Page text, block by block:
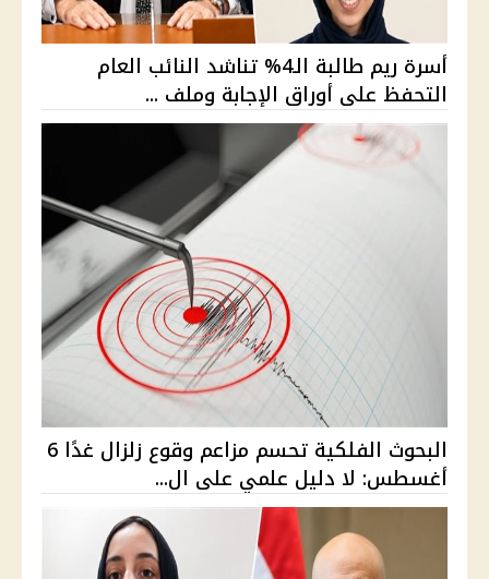
أسرة ريم طالبة الـ4% تناشد النائب العام
التحفظ على أوراق الإجابة وملف ...
البحوث الفلكية تحسم مزاعم وقوع زلزال غدًا 6
أغسطس: لا دليل علمي على ال...